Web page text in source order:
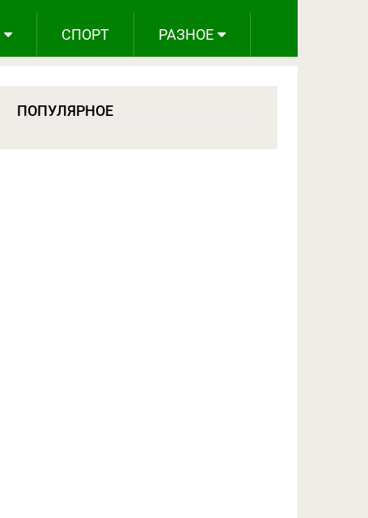
СПОРТ РАЗНОЕ
ПОПУЛЯРНОЕ